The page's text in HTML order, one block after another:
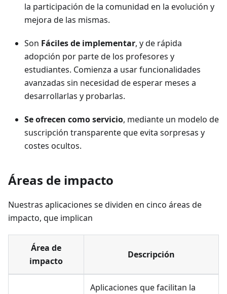
la participación de la comunidad en la evolución y
mejora de las mismas.
Son Fáciles de implementar, y de rápida
adopción por parte de los profesores y
estudiantes. Comienza a usar funcionalidades
avanzadas sin necesidad de esperar meses a
desarrollarlas y probarlas.
Se ofrecen como servicio, mediante un modelo de
suscripción transparente que evita sorpresas y
costes ocultos.
Áreas de impacto
Nuestras aplicaciones se dividen en cinco áreas de
impacto, que implican
Área de
impacto
Descripción
Aplicaciones que facilitan la